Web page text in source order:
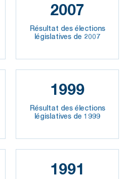
2007
Résultat des élections
législatives de 2007
1999
Résultat des élections
législatives de 1999
1991